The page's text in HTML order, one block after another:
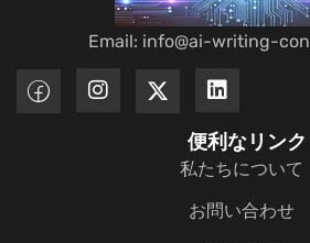
Email: info@ai-writing-
便利なリンク
私たちについて
お問い合わせ